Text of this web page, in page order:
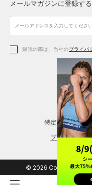
アクセサリー
アクセサリー
シューズ
アクセサリー
レギンス＆タイツ
シューズ
メールマガジンに登録する
購読の際は、当社のプライバ
特定商取引法に
プライバシー
© 2026 Copyright